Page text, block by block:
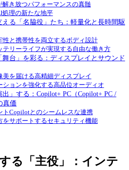
解き放つパフォーマンスの真髄
処理の新たな地平
える「名脇役」たち：軽量化と長時間駆
性と携帯性を両立するボディ設計
テリーライフが実現する自由な働き方
台」を彩る：ディスプレイとサウンド
美を届ける高精細ディスプレイ
ションを強化する高品位オーディオ
」する：Copilot+ PC（Copilot+ PC /
真価
トCopilotとのシームレスな連携
をサポートするセキュリティ機能
る「主役」：インテ